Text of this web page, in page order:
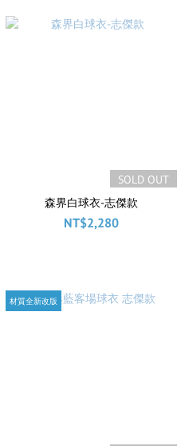
SOLD OUT
森界白球衣-志傑款
NT$2,280
材質全新改版